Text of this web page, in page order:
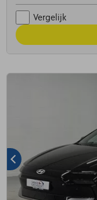
Vergelijk